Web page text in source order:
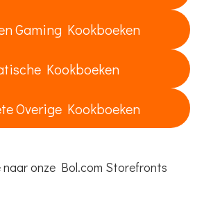
Gaming Kookboeken
Kookboeken
Overige Kookboeken
naar onze Bol.com Storefronts